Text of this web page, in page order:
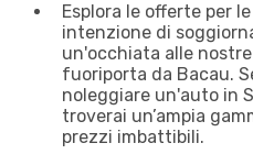
Esplora le offerte per
intenzione di
un'occhiata alle
fuoriporta da Bacau.
noleggiare un'auto in
troverai un’ampia
prezzi imbattibili.